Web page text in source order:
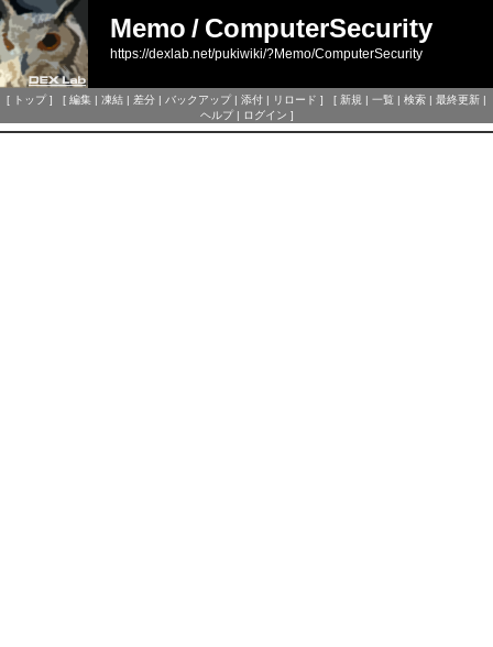
Memo / ComputerSecurity
https://dexlab.net/pukiwiki/?Memo/ComputerSecurity
[ トップ] [ 編集 | 凍結 | 差分 | バックアップ| 添付 | リロード ] [ 新規 | 一覧 | 検索 | 最終更新 |
ヘルプ| ログイン ]